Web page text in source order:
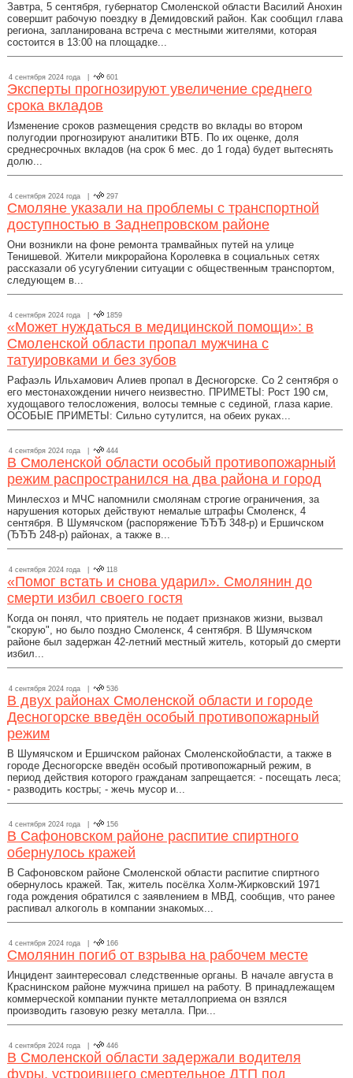
Завтра, 5 сентября, губернатор Смоленской области Василий Анохин
совершит рабочую поездку в Демидовский район. Как сообщил глава
региона, запланирована встреча с местными жителями, которая
состоится в 13:00 на площадке...
4 сентября 2024 года | 601
Эксперты прогнозируют увеличение среднего
срока вкладов
Изменение сроков размещения средств во вклады во втором
полугодии прогнозируют аналитики ВТБ. По их оценке, доля
среднесрочных вкладов (на срок 6 мес. до 1 года) будет вытеснять
долю...
4 сентября 2024 года | 297
Смоляне указали на проблемы с транспортной
доступностью в Заднепровском районе
Они возникли на фоне ремонта трамвайных путей на улице
Тенишевой. Жители микрорайона Королевка в социальных сетях
рассказали об усугублении ситуации с общественным транспортом,
следующем в...
4 сентября 2024 года | 1859
«Может нуждаться в медицинской помощи»: в
Смоленской области пропал мужчина с
татуировками и без зубов
Рафаэль Ильхамович Алиев пропал в Десногорске. Со 2 сентября о
его местонахождении ничего неизвестно. ПРИМЕТЫ: Рост 190 см,
худощавого телосложения, волосы темные с сединой, глаза карие.
ОСОБЫЕ ПРИМЕТЫ: Сильно сутулится, на обеих руках...
4 сентября 2024 года | 444
В Смоленской области особый противопожарный
режим распространился на два района и город
Минлесхоз и МЧС напомнили смолянам строгие ограничения, за
нарушения которых действуют немалые штрафы Смоленск, 4
сентября. В Шумячском (распоряжение ЂЂЂ 348-р) и Ершичском
(ЂЂЂ 248-р) районах, а также в...
4 сентября 2024 года | 118
«Помог встать и снова ударил». Смолянин до
смерти избил своего гостя
Когда он понял, что приятель не подает признаков жизни, вызвал
"скорую", но было поздно Смоленск, 4 сентября. В Шумячском
районе был задержан 42-летний местный житель, который до смерти
избил...
4 сентября 2024 года | 536
В двух районах Смоленской области и городе
Десногорске введён особый противопожарный
режим
В Шумячском и Ершичском районах Смоленскойобласти, а также в
городе Десногорске введён особый противопожарный режим, в
период действия которого гражданам запрещается: - посещать леса;
- разводить костры; - жечь мусор и...
4 сентября 2024 года | 156
В Сафоновском районе распитие спиртного
обернулось кражей
В Сафоновском районе Смоленской области распитие спиртного
обернулось кражей. Так, житель посёлка Холм-Жирковский 1971
года рождения обратился с заявлением в МВД, сообщив, что ранее
распивал алкоголь в компании знакомых...
4 сентября 2024 года | 166
Смолянин погиб от взрыва на рабочем месте
Инцидент заинтересовал следственные органы. В начале августа в
Краснинском районе мужчина пришел на работу. В принадлежащем
коммерческой компании пункте металлоприема он взялся
производить газовую резку металла. При...
4 сентября 2024 года | 446
В Смоленской области задержали водителя
фуры, устроившего смертельное ДТП под